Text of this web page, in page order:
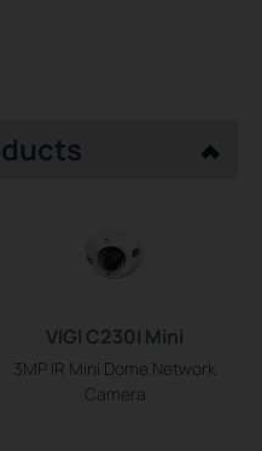
VIGI C230I Mini
3MP IR Mini Dome Network
Camera